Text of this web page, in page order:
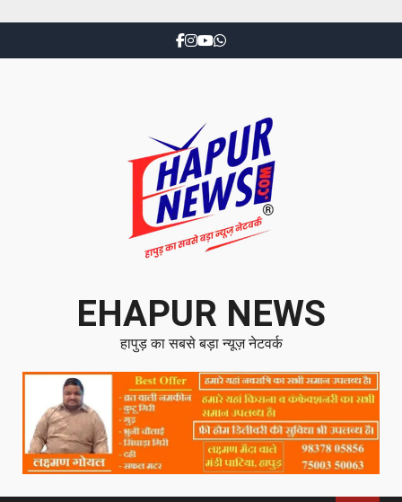
EHAPUR NEWS
हापुड़ का सबसे बड़ा न्यूज़ नेटवर्क